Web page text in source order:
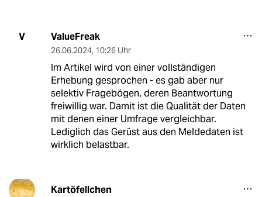
V ValueFreak
26.06.2024, 10:26 Uhr
Im Artikel wird von einer vollständigen
Erhebung gesprochen - es gab aber nur
selektiv Fragebögen, deren Beantwortung
freiwillig war. Damit ist die Qualität der Daten
mit denen einer Umfrage vergleichbar.
Lediglich das Gerüst aus den Meldedaten ist
wirklich belastbar.
Kartöfellchen